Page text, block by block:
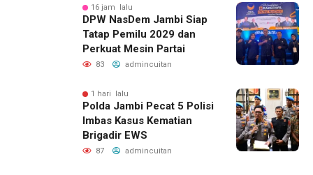
16 jam lalu
DPW NasDem Jambi Siap
Tatap Pemilu 2029 dan
Perkuat Mesin Partai
83 admincuitan
1 hari lalu
Polda Jambi Pecat 5 Polisi
Imbas Kasus Kematian
Brigadir EWS
87 admincuitan